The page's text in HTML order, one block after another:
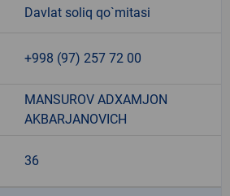
Davlat soliq qo`mitasi
+998 (97) 257 72 00
MANSUROV ADXAMJON
AKBARJANOVICH
36